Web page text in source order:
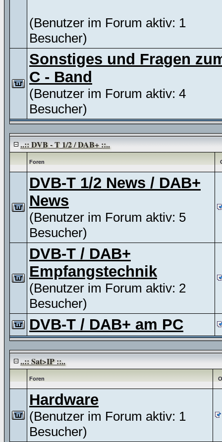
(Benutzer im Forum aktiv: 1
Besucher)
Sonstiges und Fragen
C - Band
(Benutzer im Forum aktiv: 4
Besucher)
..:: DVB - T 1/2 / DAB+ ::..
Foren
DVB-T 1/2 News / DAB+
News
(Benutzer im Forum aktiv: 5
Besucher)
DVB-T / DAB+
Empfangstechnik
(Benutzer im Forum aktiv: 2
Besucher)
DVB-T / DAB+ am PC
..:: Sat>IP ::..
Foren
Hardware
(Benutzer im Forum aktiv: 1
Besucher)